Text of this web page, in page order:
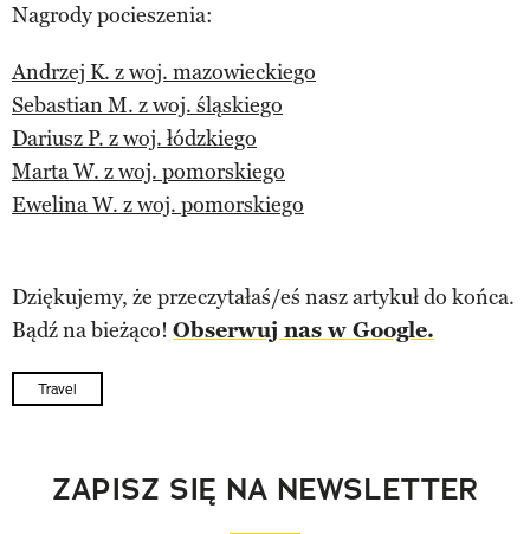
Nagrody pocieszenia:
Andrzej K. z woj. mazowieckiego
Sebastian M. z woj. śląskiego
Dariusz P. z woj. łódzkiego
Marta W. z woj. pomorskiego
Ewelina W. z woj. pomorskiego
Dziękujemy, że przeczytałaś/eś nasz artykuł do końca.
Bądź na bieżąco! Obserwuj nas w Google.
Travel
ZAPISZ SIĘ NA NEWSLETTER